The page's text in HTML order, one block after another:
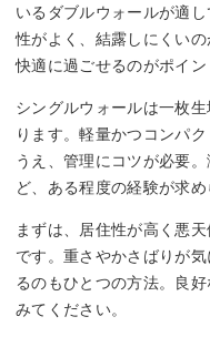
いるダブルウォールが適
性がよく、結露しにくいの
快適に過ごせるのがポイン
シングルウォールは一枚
ります。軽量かつコンパ
うえ、管理にコツが必要
ど、ある程度の経験が求め
まずは、居住性が高く悪
です。重さやかさばりが
るのもひとつの方法。良
みてください。